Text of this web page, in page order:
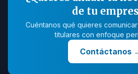
de tu
Cuéntanos qué quieres
titulares con enfoque
Contáctanos